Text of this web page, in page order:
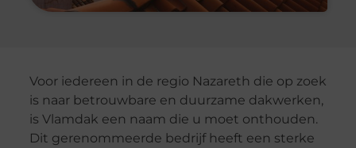
Voor iedereen in de regio Nazareth die op zoek
is naar betrouwbare en duurzame dakwerken,
is Vlamdak een naam die u moet onthouden.
Dit gerenommeerde bedrijf heeft een sterke